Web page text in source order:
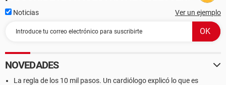
Noticias Ver un ejemplo
NOVEDADES
La regla de los 10 mil pasos. Un cardiólogo explicó lo que es